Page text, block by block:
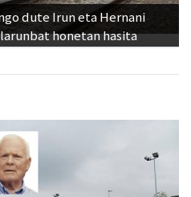
dute Irun eta Hernani
honetan hasita